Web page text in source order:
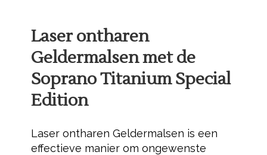
Laser ontharen
Geldermalsen met de
Soprano Titanium Special
Edition
Laser ontharen Geldermalsen is een
effectieve manier om ongewenste